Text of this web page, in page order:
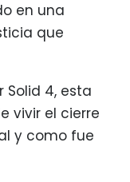
en una
que
Solid 4, esta
vivir el cierre
y como fue